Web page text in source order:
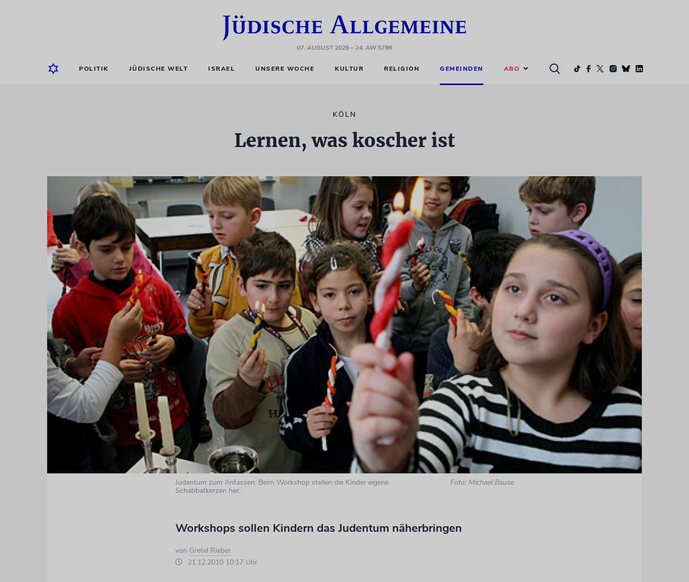
07. AUGUST 2026– 24. AW 5786
POLITIK JÜDISCHE WELT ISRAEL UNSERE WOCHE KULTUR RELIGION GEMEINDEN ABO
KÖLN
Lernen, was koscher ist
Judentum zum Anfassen: Beim Workshop stellen die Kinder eigene
Schabbatkerzen her.
Foto: Michael Bause
Workshops sollen Kindern das Judentum näherbringen
von Gretel Rieber
21.12.2010 10:17 Uhr